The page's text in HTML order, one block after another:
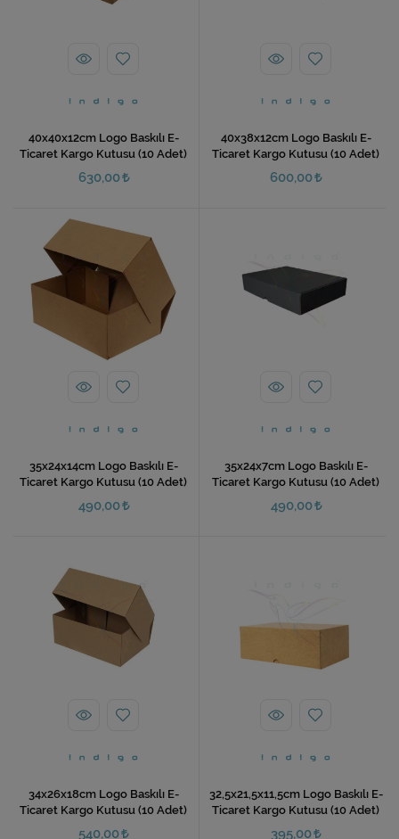
40x40x12cm Logo Baskılı E-
Ticaret Kargo Kutusu (10 Adet)
630,00
40x38x12cm Logo Baskılı E-
Ticaret Kargo Kutusu (10 Adet)
600,00
35x24x14cm Logo Baskılı E-
Ticaret Kargo Kutusu (10 Adet)
490,00
35x24x7cm Logo Baskılı E-
Ticaret Kargo Kutusu (10 Adet)
490,00
34x26x18cm Logo Baskılı E-
Ticaret Kargo Kutusu (10 Adet)
540,00
32,5x21,5x11,5cm Logo Baskılı E-
Ticaret Kargo Kutusu (10 Adet)
395,00